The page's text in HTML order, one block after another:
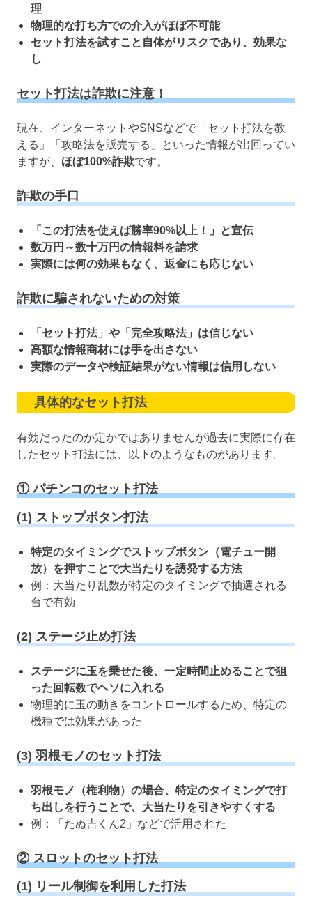
理
物理的な打ち方での介入がほぼ不可能
セット打法を試すこと自体がリスクであり、効果な
し
セット打法は詐欺に注意！
現在、インターネットやSNSなどで「セット打法を教
える」「攻略法を販売する」といった情報が出回ってい
ますが、 ほぼ100%詐欺です。
詐欺の手口
「この打法を使えば勝率90%以上！」と宣伝
数万円～数十万円の情報料を請求
実際には何の効果もなく、返金にも応じない
詐欺に騙されないための対策
「セット打法」や「完全攻略法」は信じない
高額な情報商材には手を出さない
実際のデータや検証結果がない情報は信用しない
具体的なセット打法
有効だったのか定かではありませんが過去に実際に存在
したセット打法には、以下のようなものがあります。
① パチンコのセット打法
(1) ストップボタン打法
特定のタイミングでストップボタン（電チュー開
放）を押すことで大当たりを誘発する方法
例：大当たり乱数が特定のタイミングで抽選される
台で有効
(2) ステージ止め打法
ステージに玉を乗せた後、一定時間止めることで狙
った回転数でヘソに入れる
物理的に玉の動きをコントロールするため、特定の
機種では効果があった
(3) 羽根モノのセット打法
羽根モノ（権利物）の場合、特定のタイミングで打
ち出しを行うことで、大当たりを引きやすくする
例：「たぬ吉くん2」などで活用された
② スロットのセット打法
(1) リール制御を利用した打法